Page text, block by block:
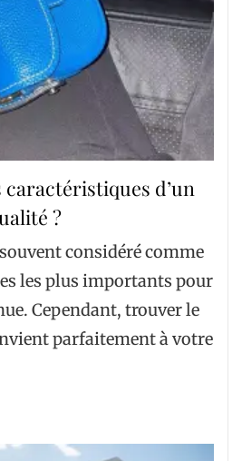
caractéristiques d’un
?
considéré comme
les plus importants pour
Cependant, trouver le
parfaitement à votre